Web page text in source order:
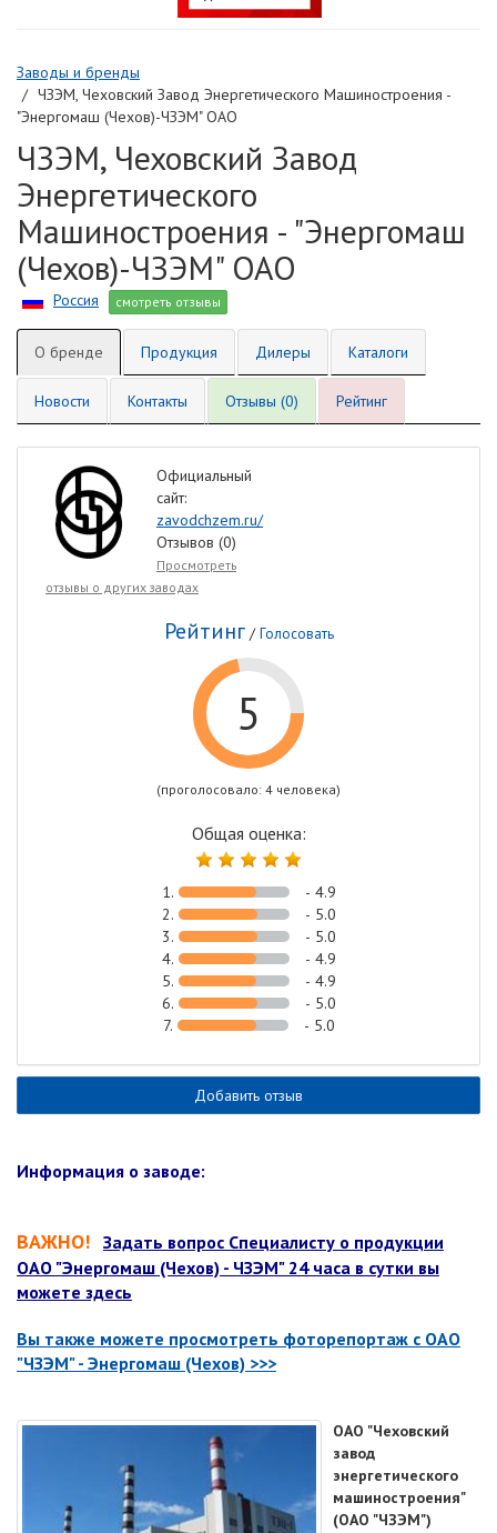
Заводы и бренды
ЧЗЭМ, Чеховский Завод Энергетического Машиностроения -
"Энергомаш (Чехов)-ЧЗЭМ" ОАО
ЧЗЭМ, Чеховский Завод
Энергетического
Машиностроения - "Энергомаш
(Чехов)-ЧЗЭМ" ОАО
Россия смотреть отзывы
О бренде Продукция Дилеры Каталоги
Новости Контакты Отзывы (0) Рейтинг
Официальный
сайт:
zavodchzem.ru/
Отзывов (0)
Просмотреть
отзывы о других заводах
Рейтинг/Голосовать
5
(проголосовало: 4 человека)
Общая оценка:
1.
- 4.9
2.
- 5.0
3.
- 5.0
4.
- 4.9
5.
- 4.9
6.
- 5.0
7.
- 5.0
Добавить отзыв
Информация о заводе:
ВАЖНО! Задать вопрос Специалисту о продукции
ОАО "Энергомаш (Чехов) - ЧЗЭМ" 24 часа в сутки вы
можете здесь
Вы также можете просмотреть фоторепортаж с ОАО
"ЧЗЭМ" - Энергомаш (Чехов) >>>
ОАО "Чеховский
завод
энергетического
машиностроения"
(ОАО "ЧЗЭМ")